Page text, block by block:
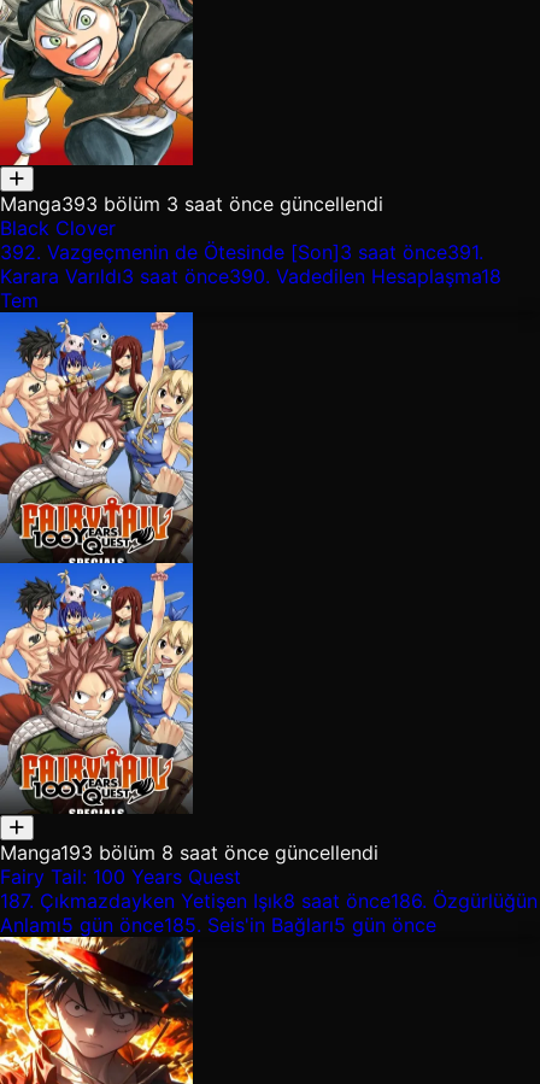
Manga393 bölüm 3 saat önce güncellendi
Black Clover
392. Vazgeçmenin de Ötesinde [Son]3 saat önce391.
Karara Varıldı3 saat önce390. Vadedilen Hesaplaşma18
Tem
Manga193 bölüm 8 saat önce güncellendi
Fairy Tail: 100 Years Quest
187. Çıkmazdayken Yetişen Işık8 saat önce186. Özgürlüğün
Anlamı5 gün önce185. Seis'in Bağları5 gün önce